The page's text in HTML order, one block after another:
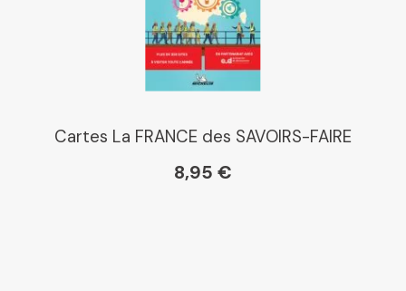
Cartes La FRANCE des SAVOIRS-FAIRE
8,95 €